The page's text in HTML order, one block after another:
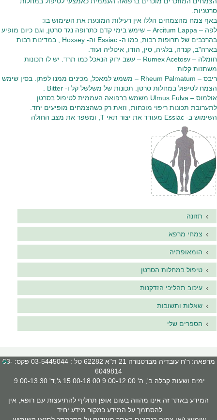
סרטניות.
באף צמח מהצמחים הללו אין רעילות המונעת את השימוש בו:
לפה – Arcitum Lappa – שימש בימי קדם כתרופה נגד סרטן, וגם כיום מופיע
בהרכבים של תרופות רבות, כמו ה- Essiac וה- Hoxsey , במדינות רבות
בארה"ב, קנדה, בלגיה, סין, הודו, איטליה ועוד.
חומלה – Rumex Acetosv – עשב ירוק הנאכל כמו תרד. יש לו תכונות
משתנות קלות.
ריבס – Rheum Palmatum – משמש למאכל, מכינים ממנו לפתן. בסין שימש
הצמח לטיפול במחלות סרטן. תכונות של משלשל קל ו- Bitter .
אולמוס – Ulmus Fulva משמש ברפואה העממית לטיפול בסרטן.
לתערובת תכונות ריפוי מוכחות, וזאת רק כשהצמחים מופיעים יחד.
השימוש ב- Essiac מעודד את יצור תאי T, ומשפר את מצב החולה
תזונה
צמחי מרפא
הומאופתיה
טיפול במחלות הסרטן
עיכוב תהליכי הזדקנות
שאלות ותשובות
הספרים שלי
מרפאה: ר'ח עובדיה מברטנורה 21 ת"א 62282 טל : 03-5445044 פקס: 03-
6049814
ימים ושעות קבלה ב', ה' 9:00-12:00 15:00-18:00 ג',ד' 9:00-13:30
המידע באתר זה אינו מהווה בשום אופן תחליף להתיעצות עם רופא, אין
להסתמך על המידע כמקור מידע יחיד.